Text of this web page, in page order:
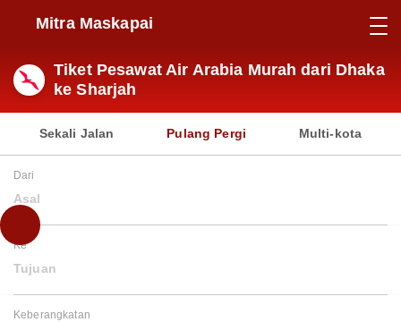
Mitra Maskapai
Tiket Pesawat Air Arabia Murah dari Dhaka
ke Sharjah
Sekali Jalan Pulang Pergi Multi-kota
Dari
Asal
Ke
Tujuan
Keberangkatan